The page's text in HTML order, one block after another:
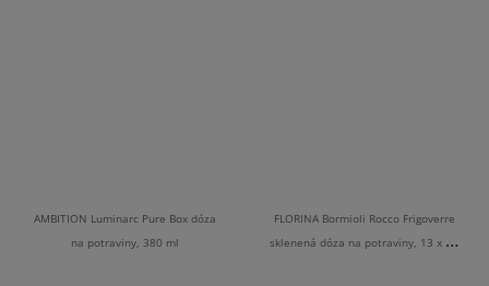
AMBITION Luminarc Pure Box dóza
na potraviny, 380 ml
FLORINA Bormioli Rocco Frigoverre
sklenená dóza na potraviny, 13 x 10